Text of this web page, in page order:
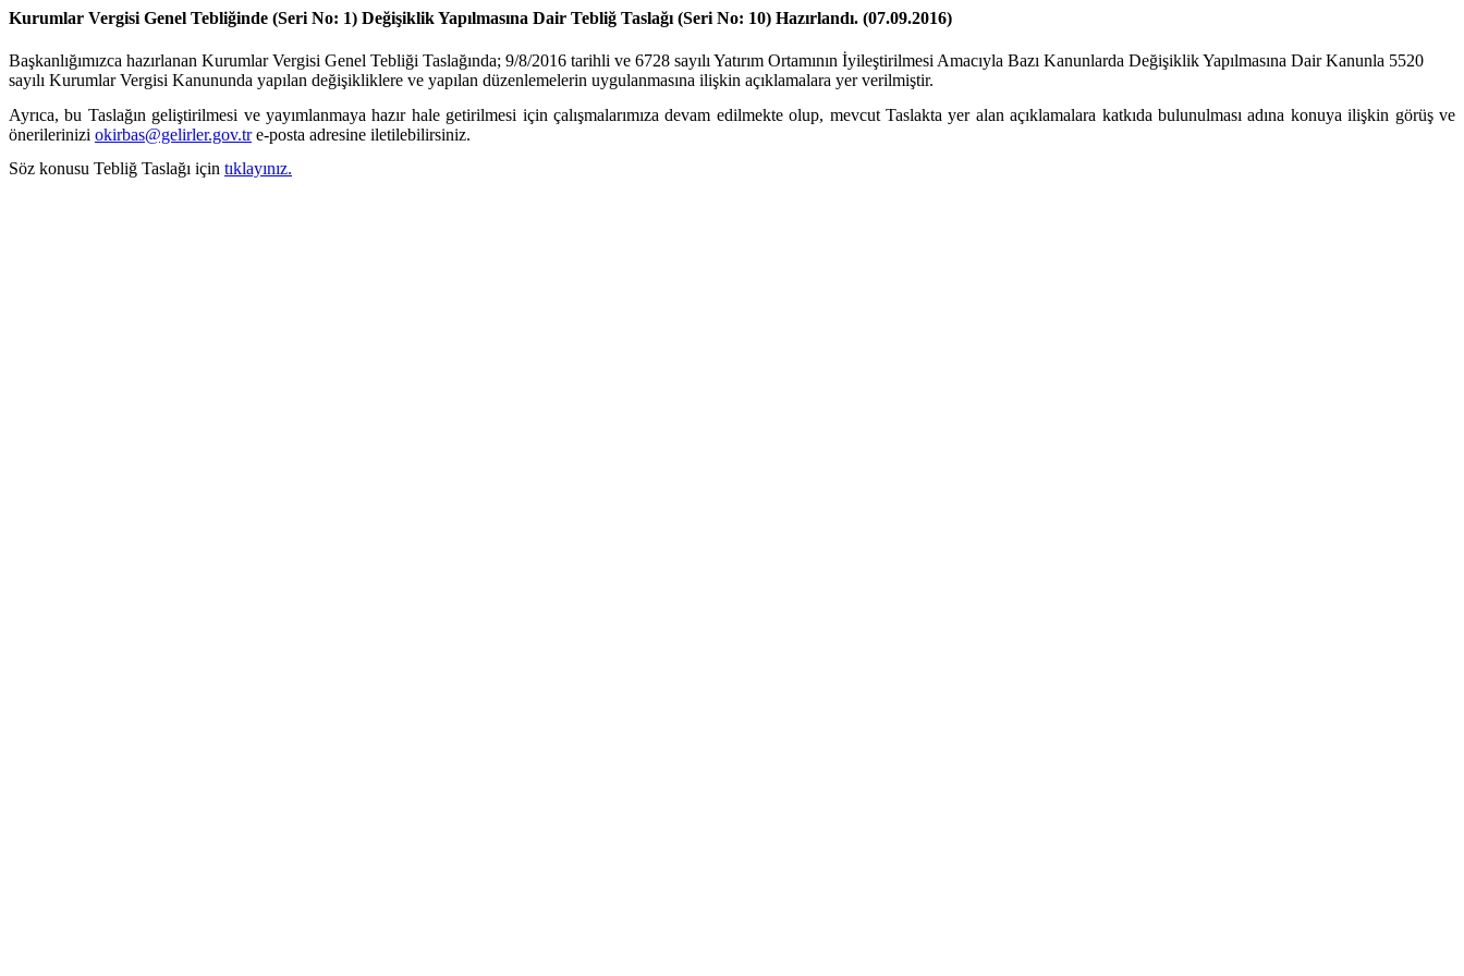
Kurumlar Vergisi Genel Tebliğinde (Seri No: 1) Değişiklik Yapılmasına Dair Tebliğ Taslağı (Seri No: 10) Hazırlandı. (07.09.2016)
Başkanlığımızca hazırlanan Kurumlar Vergisi Genel Tebliği Taslağında; 9/8/2016 tarihli ve 6728 sayılı Yatırım Ortamının İyileştirilmesi Amacıyla Bazı Kanunlarda Değişiklik Yapılmasına Dair Kanunla 5520
sayılı Kurumlar Vergisi Kanununda yapılan değişikliklere ve yapılan düzenlemelerin uygulanmasına ilişkin açıklamalara yer verilmiştir.
Ayrıca, bu Taslağın geliştirilmesi ve yayımlanmaya hazır hale getirilmesi için çalışmalarımıza devam edilmekte olup, mevcut Taslakta yer alan açıklamalara katkıda bulunulması adına konuya ilişkin görüş ve
önerilerinizi okirbas@gelirler.gov.tre-posta adresine iletilebilirsiniz.
Söz konusu Tebliğ Taslağı için tıklayınız.